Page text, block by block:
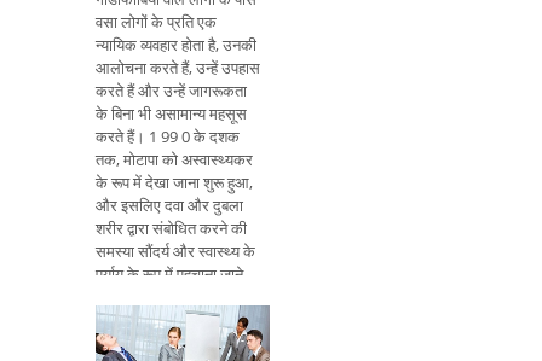
वसा लोगों के प्रति एक
न्यायिक व्यवहार होता है, उनकी
आलोचना करते हैं, उन्हें उपहास
करते हैं और उन्हें जागरूकता
के बिना भी असामान्य महसूस
करते हैं। 1 99 0 के दशक
तक, मोटापा को अस्वास्थ्यकर
के रूप में देखा जाना शुरू हुआ,
और इसलिए दवा और दुबला
शरीर द्वारा संबोधित करने की
समस्या सौंदर्य और स्वास्थ्य के
पर्याय के रूप में पहचाना जाने
शुरू किया वसा लोगों, विश